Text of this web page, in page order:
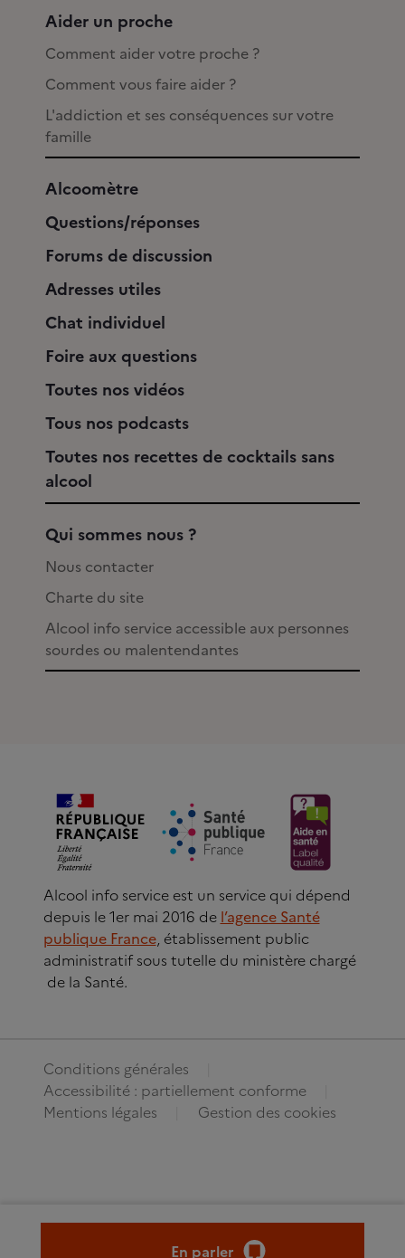
En parler
Aider un proche
Comment aider votre proche ?
Comment vous faire aider ?
L'addiction et ses conséquences sur votre
famille
Alcoomètre
Questions/réponses
Forums de discussion
Adresses utiles
Chat individuel
Foire aux questions
Toutes nos vidéos
Tous nos podcasts
Toutes nos recettes de cocktails sans
alcool
Qui sommes nous ?
Nous contacter
Charte du site
Alcool info service accessible aux personnes
sourdes ou malentendantes
Alcool info service est un service qui dépend
depuis le 1er mai 2016 de l’agence Santé
publique France, établissement public
administratif sous tutelle du ministère chargé
de la Santé.
Conditions générales
Accessibilité : partiellement conforme
Mentions légales
Gestion des cookies